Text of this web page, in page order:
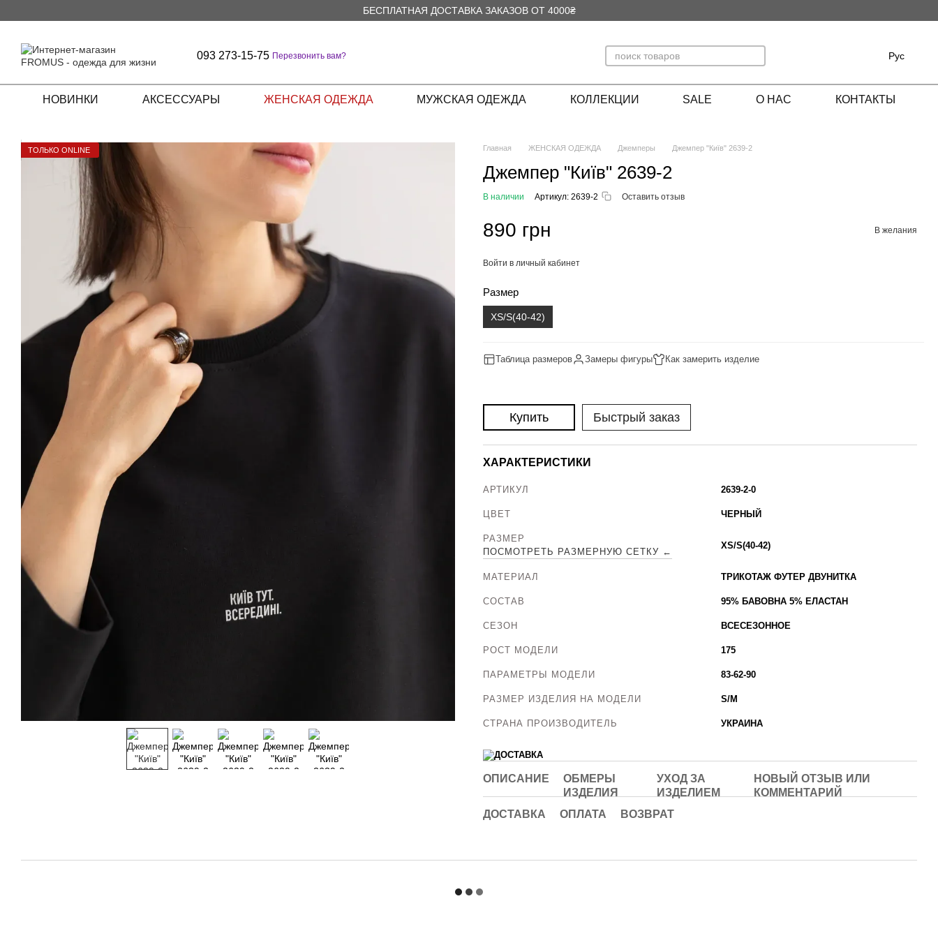
БЕСПЛАТНАЯ ДОСТАВКА ЗАКАЗОВ ОТ 4000₴
093 273-15-75 Перезвонить вам? Рус
НОВИНКИ АКСЕССУАРЫ ЖЕНСКАЯ ОДЕЖДА МУЖСКАЯ ОДЕЖДА КОЛЛЕКЦИИ SALE О НАС КОНТАКТЫ
ТОЛЬКО ONLINE Главная ЖЕНСКАЯ ОДЕЖДА Джемперы Джемпер "Київ" 2639-2
Джемпер "Київ" 2639-2
В наличии Артикул: 2639-2 Оставить отзыв
890 грн В желания
Войти в личный кабинет
Размер
XS/S(40-42)
Таблица размеров Замеры фигуры Как замерить изделие
Купить Быстрый заказ
ХАРАКТЕРИСТИКИ
АРТИКУЛ 2639-2-0
ЦВЕТ ЧЕРНЫЙ
РАЗМЕР
ПОСМОТРЕТЬ РАЗМЕРНУЮ СЕТКУ ←
XS/S(40-42)
МАТЕРИАЛ ТРИКОТАЖ ФУТЕР ДВУНИТКА
СОСТАВ 95% БАВОВНА 5% ЕЛАСТАН
СЕЗОН ВСЕСЕЗОННОЕ
РОСТ МОДЕЛИ 175
ПАРАМЕТРЫ МОДЕЛИ 83-62-90
РАЗМЕР ИЗДЕЛИЯ НА МОДЕЛИ S/M
СТРАНА ПРОИЗВОДИТЕЛЬ УКРАИНА
ОПИСАНИЕ
ОБМЕРЫ
ИЗДЕЛИЯ
УХОД ЗА
ИЗДЕЛИЕМ
НОВЫЙ ОТЗЫВ ИЛИ
КОММЕНТАРИЙ
ДОСТАВКА
ОПЛАТА ВОЗВРАТ